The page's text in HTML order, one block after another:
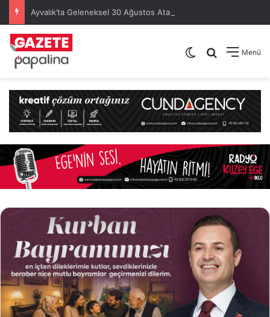
Menü
Arama yap
Dış görünümü